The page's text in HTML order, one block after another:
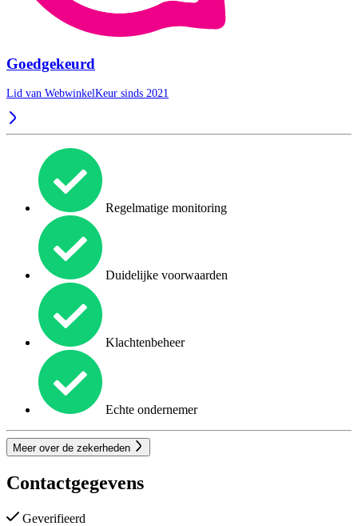
Goedgekeurd
Lid van WebwinkelKeur sinds 2021
Regelmatige monitoring
Duidelijke voorwaarden
Klachtenbeheer
Echte ondernemer
Meer over de zekerheden
Contactgegevens
Geverifieerd